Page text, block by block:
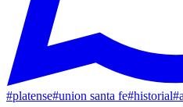
#platense#union santa fe#historial#